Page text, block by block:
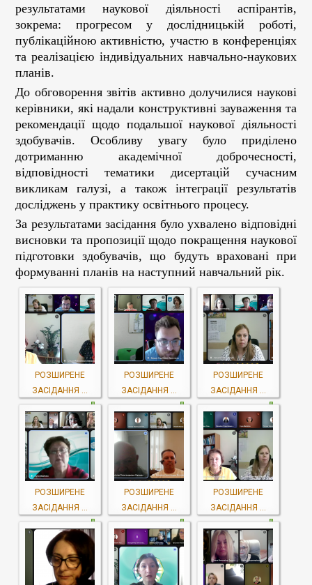
результатами наукової діяльності аспірантів,
зокрема: прогресом у дослідницькій роботі,
публікаційною активністю, участю в конференціях
та реалізацією індивідуальних навчально-наукових
планів.
До обговорення звітів активно долучилися наукові
керівники, які надали конструктивні зауваження та
рекомендації щодо подальшої наукової діяльності
здобувачів. Особливу увагу було приділено
дотриманню академічної доброчесності,
відповідності тематики дисертацій сучасним
викликам галузі, а також інтеграції результатів
досліджень у практику освітнього процесу.
За результатами засідання було ухвалено відповідні
висновки та пропозиції щодо покращення наукової
підготовки здобувачів, що будуть враховані при
формуванні планів на наступний навчальний рік.
РОЗШИРЕНЕ
ЗАСІДАННЯ ...
РОЗШИРЕНЕ
ЗАСІДАННЯ ...
РОЗШИРЕНЕ
ЗАСІДАННЯ ...
РОЗШИРЕНЕ
ЗАСІДАННЯ ...
РОЗШИРЕНЕ
ЗАСІДАННЯ ...
РОЗШИРЕНЕ
ЗАСІДАННЯ ...